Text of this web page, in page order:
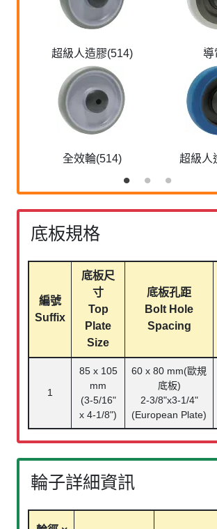
超級人造膠(514)
全效輪(514)
導
超級人
底板規格
編號
Suffix
底板尺
寸
Top
Plate
Size
底板孔距
Bolt Hole
Spacing
1
85 x 105
mm
(3-5/16"
x 4-1/8")
60 x 80 mm(歐規
底板)
2-3/8"x3-1/4"
(European Plate)
輪子詳細資訊